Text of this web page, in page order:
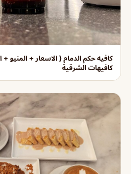
كافيه حكم الدمام ( الاسعار + المنيو
كافيهات الشرقية